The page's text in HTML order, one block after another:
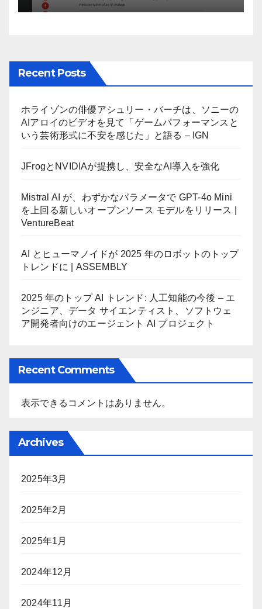
Recent Posts
ホライゾンの俳優アシュリー・バーチは、ソニーの
AIアロイのビデオを見て「ゲームパフォーマンスと
いう芸術形式に不安を感じた」と語る – IGN
JFrogとNVIDIAが提携し、安全なAI導入を強化
Mistral AI が、わずかなパラメータで GPT-4o Mini
を上回る新しいオープンソース モデルをリリース |
VentureBeat
AI とヒューマノイドが 2025 年のロボットのトップ
トレンドに | ASSEMBLY
2025 年のトップ AI トレンド: 人工知能の今後 – エ
ンジニア、データ サイエンティスト、ソフトウェ
ア開発者向けのエージェント AI プロジェクト
Recent Comments
表示できるコメントはありません。
Archives
2025年3月
2025年2月
2025年1月
2024年12月
2024年11月